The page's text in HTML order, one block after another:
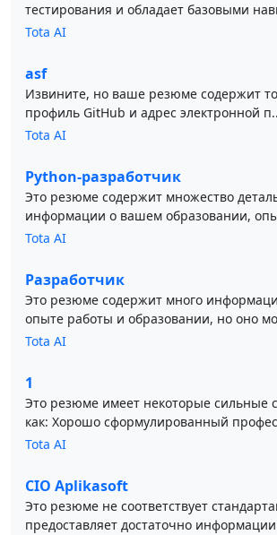
тестирования и обладает базовыми
Tota AI
asf
Извините, но ваше резюме содержит
профиль GitHub и адрес электронной
Tota AI
Python-разработчик
Это резюме содержит множество
информации о вашем образовании,
Tota AI
Разработчик
Это резюме содержит много
опыте работы и образовании, но оно
Tota AI
1
Это резюме имеет некоторые сильные
как: Хорошо сформулированный
Tota AI
CIO Aplikasoft
Это резюме не соответствует
предоставляет достаточно